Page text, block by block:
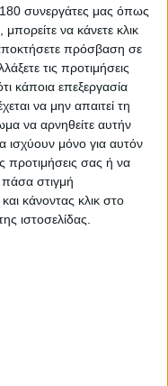
συνεργάτες μας όπως
να κάνετε κλικ
πρόσβαση σε
τις προτιμήσεις
κάποια επεξεργασία
να μην απαιτεί τη
να αρνηθείτε αυτήν
ισχύουν μόνο για αυτόν
προτιμήσεις σας ή να
στιγμή
κάνοντας κλικ στο
ιστοσελίδας.